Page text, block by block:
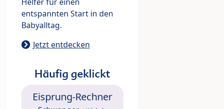
entspannten Start in den
Babyalltag.
Jetzt entdecken
Häufig geklickt
Eisprung-Rechner